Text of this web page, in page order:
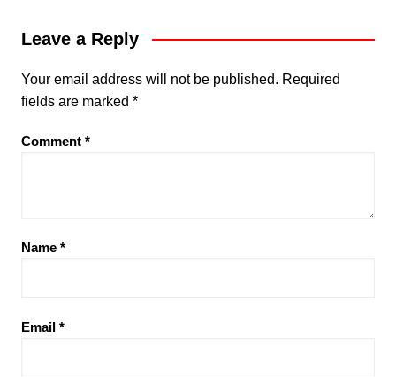
Leave a Reply
Your email address will not be published. Required
fields are marked *
Comment *
Name *
Email *